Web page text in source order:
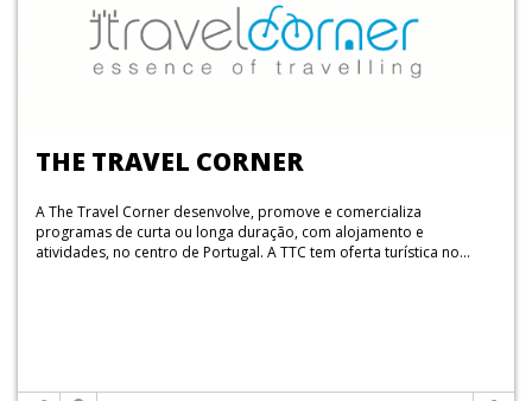
THE TRAVEL CORNER
A The Travel Corner desenvolve, promove e comercializa
programas de curta ou longa duração, com alojamento e
atividades, no centro de Portugal. A TTC tem oferta turística no...